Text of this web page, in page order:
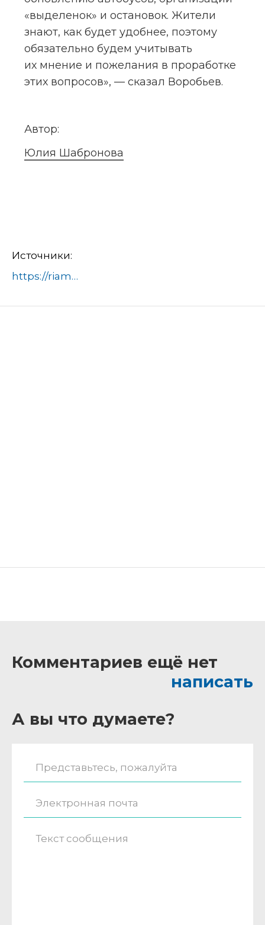
«выделенок» и остановок. Жители
знают, как будет удобнее, поэтому
обязательно будем учитывать
их мнение и пожелания в проработке
этих вопросов», — сказал Воробьев.
Автор:
Юлия Шабронова
Источники:
https://riamo.ru/news/transport/brendirovannye-avtobusy-vyshli-na-dorogi-regiona-v-ramkah-zimy-v-podmoskove-2/
Комментариев ещё нет
написать
А вы что думаете?